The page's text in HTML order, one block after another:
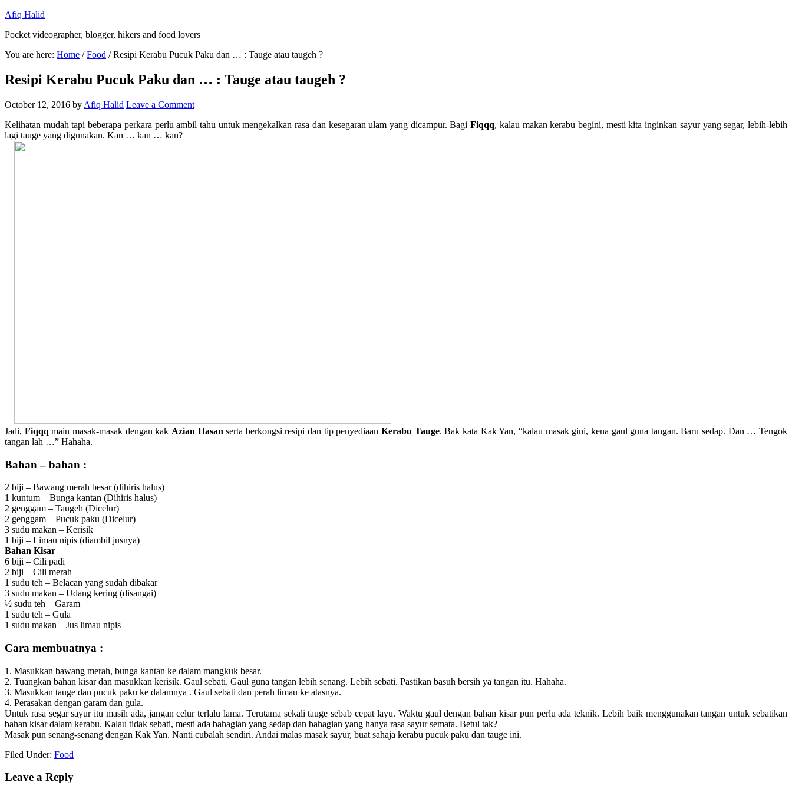
Afiq Halid
Pocket videographer, blogger, hikers and food lovers
You are here: Home / Food /Resipi Kerabu Pucuk Paku dan … : Tauge atau taugeh ?
Resipi Kerabu Pucuk Paku dan … : Tauge atau taugeh ?
October 12, 2016 by Afiq Halid Leave a Comment
Kelihatan mudah tapi beberapa perkara perlu ambil tahu untuk mengekalkan rasa dan kesegaran ulam yang dicampur. BagiFiqqq, kalau makan kerabu begini, mesti kita inginkan sayur yang segar, lebih-lebih
lagi tauge yang digunakan. Kan … kan … kan?
Jadi, Fiqqq main masak-masak dengan kak Azian Hasan serta berkongsi resipi dan tip penyediaanKerabu Tauge. Bak kata Kak Yan, “kalau masak gini, kena gaul guna tangan. Baru sedap. Dan … Tengok
tangan lah …” Hahaha.
Bahan – bahan :
2 biji – Bawang merah besar (dihiris halus)
1 kuntum – Bunga kantan (Dihiris halus)
2 genggam – Taugeh (Dicelur)
2 genggam – Pucuk paku (Dicelur)
3 sudu makan – Kerisik
1 biji – Limau nipis (diambil jusnya)
Bahan Kisar
6 biji – Cili padi
2 biji – Cili merah
1 sudu teh – Belacan yang sudah dibakar
3 sudu makan – Udang kering (disangai)
½ sudu teh – Garam
1 sudu teh – Gula
1 sudu makan – Jus limau nipis
Cara membuatnya :
1. Masukkan bawang merah, bunga kantan ke dalam mangkuk besar.
2. Tuangkan bahan kisar dan masukkan kerisik. Gaul sebati. Gaul guna tangan lebih senang. Lebih sebati. Pastikan basuh bersih ya tangan itu. Hahaha.
3. Masukkan tauge dan pucuk paku ke dalamnya . Gaul sebati dan perah limau ke atasnya.
4. Perasakan dengan garam dan gula.
Untuk rasa segar sayur itu masih ada, jangan celur terlalu lama. Terutama sekali tauge sebab cepat layu. Waktu gaul dengan bahan kisar pun perlu ada teknik. Lebih baik menggunakan tangan untuk sebatikan
bahan kisar dalam kerabu. Kalau tidak sebati, mesti ada bahagian yang sedap dan bahagian yang hanya rasa sayur semata. Betul tak?
Masak pun senang-senang dengan Kak Yan. Nanti cubalah sendiri. Andai malas masak sayur, buat sahaja kerabu pucuk paku dan tauge ini.
Filed Under: Food
Leave a Reply